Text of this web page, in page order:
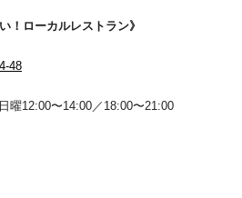
！ローカルレストラン》
48
曜12:00〜14:00／18:00〜21:00